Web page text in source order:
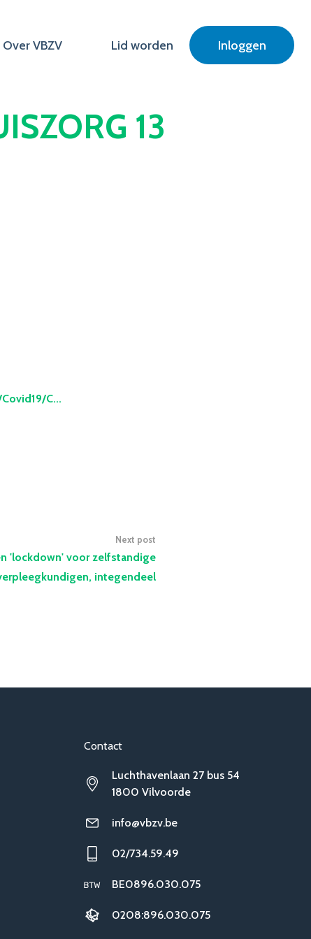
Over VBZV Lid worden Inloggen
13
C...
Next post
'lockdown' voor zelfstandige
integendeel
Contact
Luchthavenlaan 27 bus 54
1800 Vilvoorde
info@vbzv.be
02/734.59.49
BE0896.030.075
0208:896.030.075